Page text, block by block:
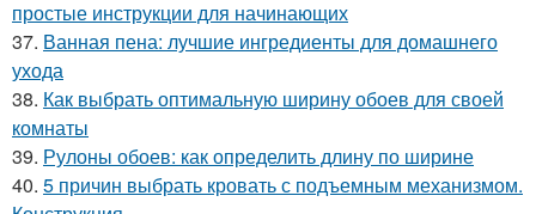
простые инструкции для начинающих
37. Ванная пена: лучшие ингредиенты для домашнего
ухода
38. Как выбрать оптимальную ширину обоев для своей
комнаты
39. Рулоны обоев: как определить длину по ширине
40. 5 причин выбрать кровать с подъемным механизмом.